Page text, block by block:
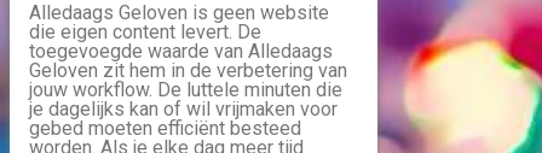
Alledaags Geloven is geen website
die eigen content levert. De
toegevoegde waarde van Alledaags
Geloven zit hem in de verbetering van
jouw workflow. De luttele minuten die
je dagelijks kan of wil vrijmaken voor
gebed moeten efficiënt besteed
worden. Als je elke dag meer tijd